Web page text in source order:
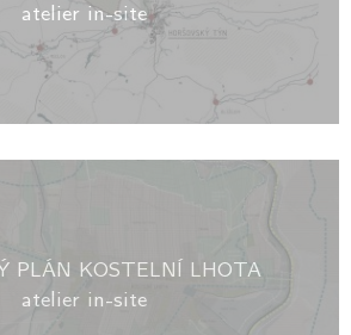
atelier in-site
PLÁN KOSTELNÍ LHOTA
atelier in-site